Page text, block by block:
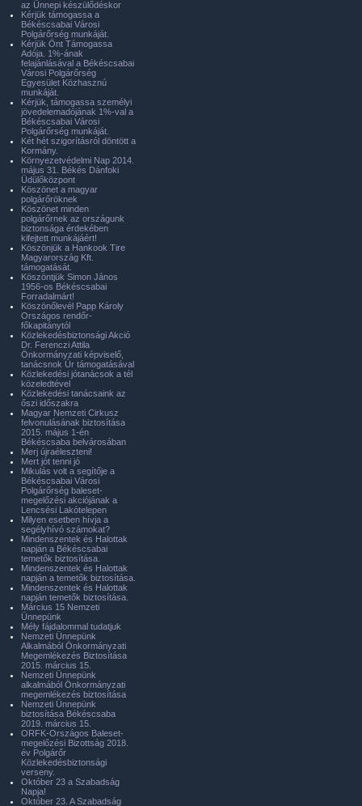
az Ünnepi készülődéskor
Kérjük támogassa a
Békéscsabai Városi
Polgárőrség munkáját.
Kérjük Önt Támogassa
Adója. 1%-ának
felajánlásával a Békéscsabai
Városi Polgárőrség
Egyesület Közhasznú
munkáját.
Kérjük, támogassa személyi
jövedelemadójának 1%-val a
Békéscsabai Városi
Polgárőrség munkáját.
Két hét szigorításról döntött a
Kormány.
Környezetvédelmi Nap 2014.
május 31. Békés Dánfoki
Üdülőközpont
Köszönet a magyar
polgárőröknek
Köszönet minden
polgárőrnek az országunk
biztonsága érdekében
kifejtett munkájáért!
Köszönjük a Hankook Tire
Magyarország Kft.
támogatását.
Köszöntjük Simon János
1956-os Békéscsabai
Forradalmárt!
Köszönőlevél Papp Károly
Országos rendőr-
főkapitánytól
Közlekedésbiztonsági Akció
Dr. Ferenczi Attila
Önkormányzati képviselő,
tanácsnok Úr támogatásával
Közlekedési jótanácsok a tél
közeledtével
Közlekedési tanácsaink az
őszi időszakra
Magyar Nemzeti Cirkusz
felvonulásának biztosítása
2015. május 1-én
Békéscsaba belvárosában
Merj újraéleszteni!
Mert jót tenni jó
Mikulás volt a segítője a
Békéscsabai Városi
Polgárőrség baleset-
megelőzési akciójának a
Lencsési Lakótelepen
Milyen esetben hívja a
segélyhívó számokat?
Mindenszentek és Halottak
napján a Békéscsabai
temetők biztosítása.
Mindenszentek és Halottak
napján a temetők biztosítása.
Mindenszentek és Halottak
napján temetők biztosítása.
Március 15 Nemzeti
Ünnepünk
Mély fájdalommal tudatjuk
Nemzeti Ünnepünk
Alkalmából Önkormányzati
Megemlékezés Biztosítása
2015. március 15.
Nemzeti Ünnepünk
alkalmából Önkormányzati
megemlékezés biztosítása
Nemzeti Ünnepünk
biztosítása Békéscsaba
2019. március 15.
ORFK-Országos Baleset-
megelőzési Bizottság 2018.
év Polgárőr
Közlekedésbiztonsági
verseny.
Október 23 a Szabadság
Napja!
Október 23. A Szabadság